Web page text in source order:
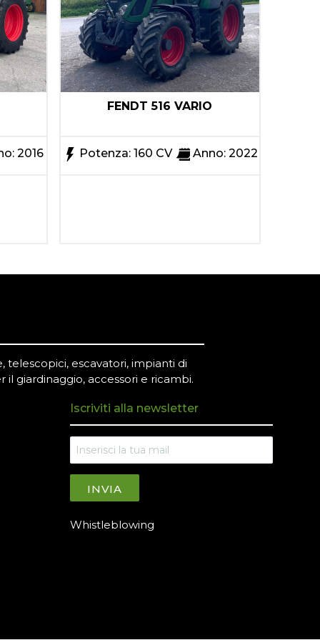
2016
FENDT 516 VARIO
Potenza: 160 CV Anno: 2022
telescopici, escavatori, impianti di
giardinaggio, accessori e ricambi.
Iscriviti alla newsletter
INVIA
Whistleblowing